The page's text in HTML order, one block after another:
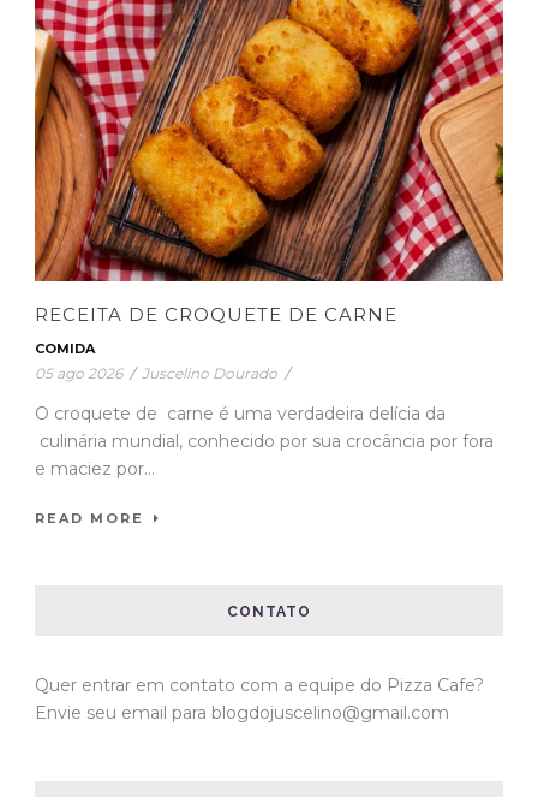
RECEITA DE CROQUETE DE CARNE
COMIDA
05 ago 2026 / Juscelino Dourado /
O croquete de carne é uma verdadeira delícia da
culinária mundial, conhecido por sua crocância por fora
e maciez por...
READ MORE
CONTATO
Quer entrar em contato com a equipe do Pizza Cafe?
Envie seu email para blogdojuscelino@gmail.com